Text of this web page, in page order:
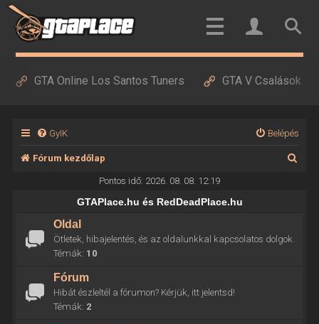
GTA Online Los Santos Tuners GTA V Csalások
GyIK Belépés
Fórum kezdőlap
Pontos idő: 2026. 08. 08. 12:19
GTAPlace.hu és RedDeadPlace.hu
Oldal
Ötletek, hibajelentés, és az oldalunkkal kapcsolatos dolgok.
Témák: 10
Fórum
Hibát észleltél a fórumon? Kérjük, itt jelentsd!
Témák: 2